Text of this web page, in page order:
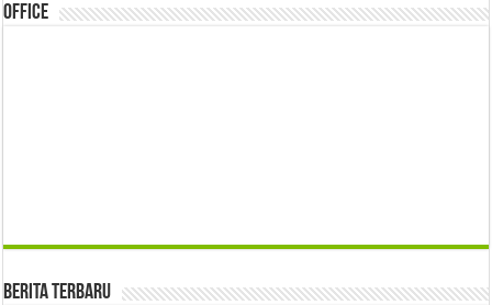
Office
Berita Terbaru